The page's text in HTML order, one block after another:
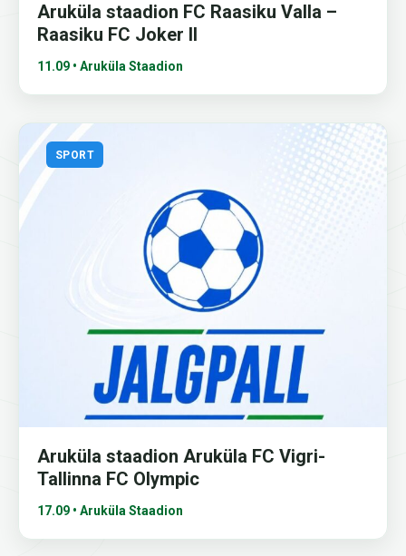
Aruküla staadion FC Raasiku Valla –
Raasiku FC Joker II
11.09 • Aruküla Staadion
SPORT
Aruküla staadion Aruküla FC Vigri-
Tallinna FC Olympic
17.09 • Aruküla Staadion